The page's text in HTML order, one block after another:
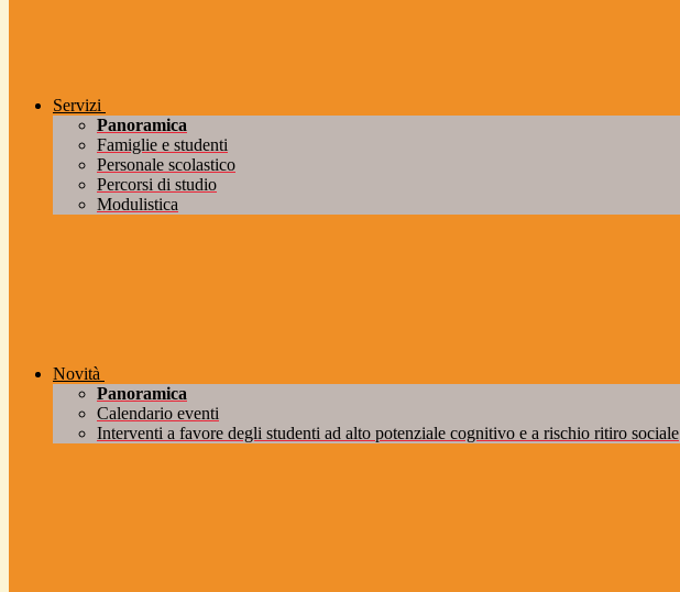
Servizi
Panoramica
Famiglie e studenti
Personale scolastico
Percorsi di studio
Modulistica
Novità
Panoramica
Calendario eventi
Interventi a favore degli studenti ad alto potenziale cognitivo e a rischio ritiro sociale